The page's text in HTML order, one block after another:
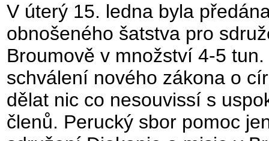
V úterý 15. ledna byla
obnošeného šatstva pro
Broumově v množství 4-5
schválení nového zákona o
dělat nic co nesouvissí s
členů. Perucký sbor pomoc